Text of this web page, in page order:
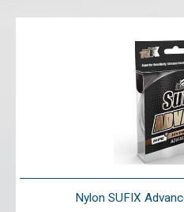
Nylon SUFIX